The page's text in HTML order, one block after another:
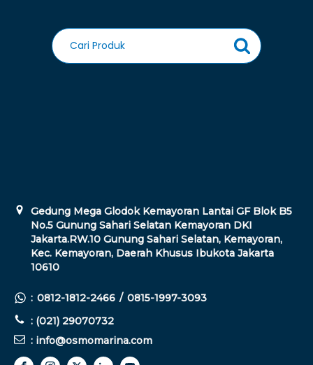
Gedung Mega Glodok Kemayoran Lantai GF Blok B5
No.5 Gunung Sahari Selatan Kemayoran DKI
Jakarta.RW.10 Gunung Sahari Selatan, Kemayoran,
Kec. Kemayoran, Daerah Khusus Ibukota Jakarta
10610
: 0812-1812-2466 / 0815-1997-3093
: (021) 29070732
: info@osmomarina.com